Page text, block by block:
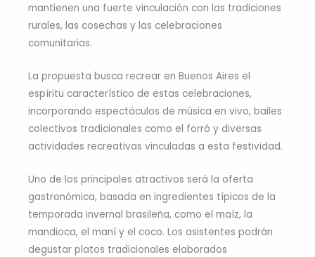
mantienen una fuerte vinculación con las tradiciones
rurales, las cosechas y las celebraciones
comunitarias.
La propuesta busca recrear en Buenos Aires el
espíritu característico de estas celebraciones,
incorporando espectáculos de música en vivo, bailes
colectivos tradicionales como el forró y diversas
actividades recreativas vinculadas a esta festividad.
Uno de los principales atractivos será la oferta
gastronómica, basada en ingredientes típicos de la
temporada invernal brasileña, como el maíz, la
mandioca, el maní y el coco. Los asistentes podrán
degustar platos tradicionales elaborados